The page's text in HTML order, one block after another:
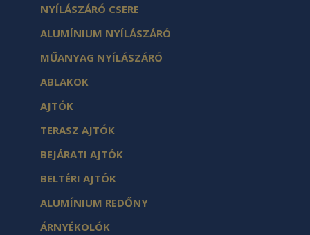
NYÍLÁSZÁRÓ CSERE
ALUMÍNIUM NYÍLÁSZÁRÓ
MŰANYAG NYÍLÁSZÁRÓ
ABLAKOK
AJTÓK
TERASZ AJTÓK
BEJÁRATI AJTÓK
BELTÉRI AJTÓK
ALUMÍNIUM REDŐNY
ÁRNYÉKOLÓK